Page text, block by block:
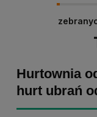
skrzydeł,
zakup
utrzymać
Hurtownia
hurt ubrań